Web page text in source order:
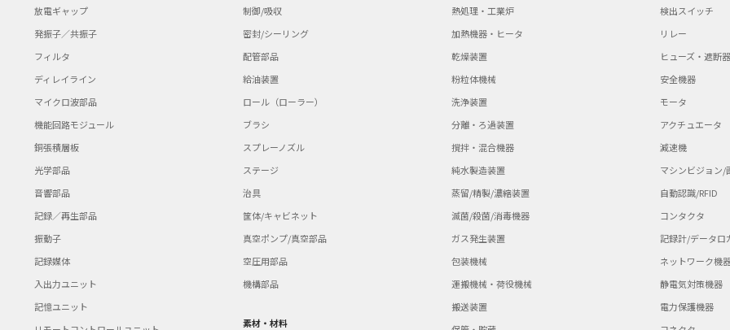
放電ギャップ
発振子／共振子
フィルタ
ディレイライン
マイクロ波部品
機能回路モジュール
銅張積層板
光学部品
音響部品
記録／再生部品
振動子
記録媒体
入出力ユニット
記憶ユニット
制御/吸収
密封/シーリング
配管部品
給油装置
ロール（ローラー）
ブラシ
スプレーノズル
ステージ
治具
筐体/キャビネット
真空ポンプ/真空部品
空圧用部品
機構部品
素材・材料
熱処理・工業炉
加熱機器・ヒータ
乾燥装置
粉粒体機械
洗浄装置
分離・ろ過装置
撹拌・混合機器
純水製造装置
蒸留/精製/濃縮装置
滅菌/殺菌/消毒機器
ガス発生装置
包装機械
運搬機械・荷役機械
搬送装置
検出スイッチ
リレー
ヒューズ・遮断器
安全機器
モータ
アクチュエータ
減速機
マシンビジョン/
自動認識/RFID
コンタクタ
記録計/データロ
ネットワーク機
静電気対策機器
電力保護機器